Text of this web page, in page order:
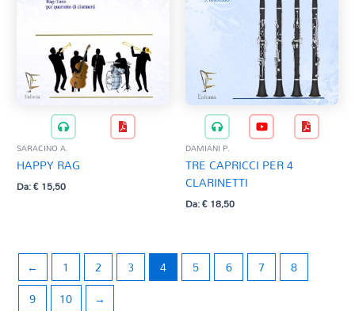
SARACINO A.
HAPPY RAG
Da:€15,50
DAMIANI P.
TRE CAPRICCI PER 4
CLARINETTI
Da:€18,50
← 1 2 3 4 5 6 7
8
9
10 →